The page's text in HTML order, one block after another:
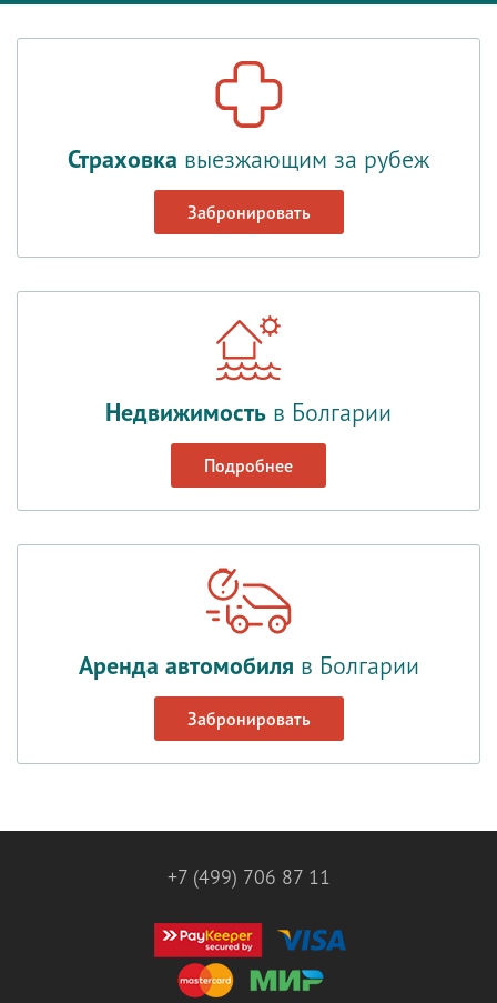
Страховка выезжающим за рубеж
Забронировать
Недвижимость в Болгарии
Подробнее
Аренда автомобиля в Болгарии
Забронировать
+7 (499) 706 87 11